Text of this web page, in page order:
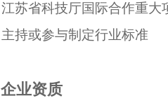
江苏省科技厅国际合作重
主持或参与制定行业
企业资质